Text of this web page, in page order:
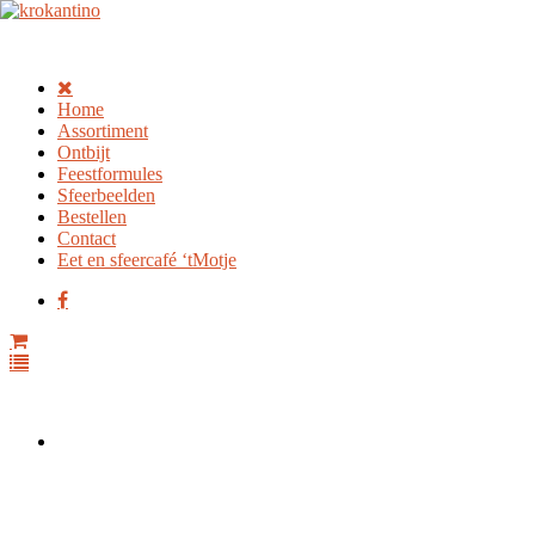
Home
Assortiment
Ontbijt
Feestformules
Sfeerbeelden
Bestellen
Contact
Eet en sfeercafé ‘tMotje